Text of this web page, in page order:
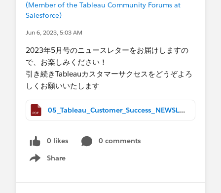
(Member of the Tableau Community Forums at
Salesforce)
Jun 6, 2023, 5:03 AM
2023年5月号のニュースレターをお届けしますの
で、お楽しみください！
引き続きTableauカスタマーサクセスをどうぞよろ
しくお願いいたします
05_Tableau_Customer_Success_NEWSLETTER_May_2023.pdf
0 likes
0 comments
Share
Show menu